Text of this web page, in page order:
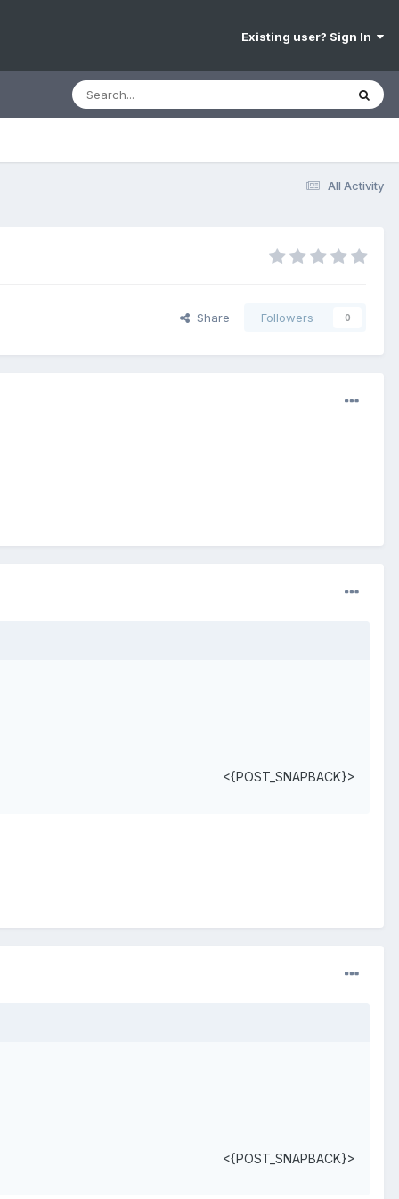
Existing user? Sign In
All Activity
Share Followers 0
<{POST_SNAPBACK}>
<{POST_SNAPBACK}>